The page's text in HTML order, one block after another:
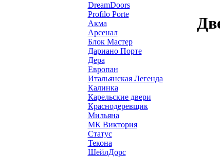
DreamDoors
Profilo Porte
Акма
Арсенал
Блок Мастер
Дариано Порте
Дера
Европан
Итальянская Легенда
Калинка
Карельские двери
Краснодеревщик
Мильяна
МК Виктория
Статус
Текона
ШейлДорс